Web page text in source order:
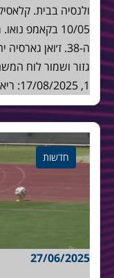
10/05 בקאמפ
1, 17/08/2025: ריאל…
חדשות
27/06/2025